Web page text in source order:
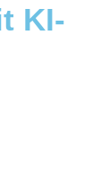
KI-